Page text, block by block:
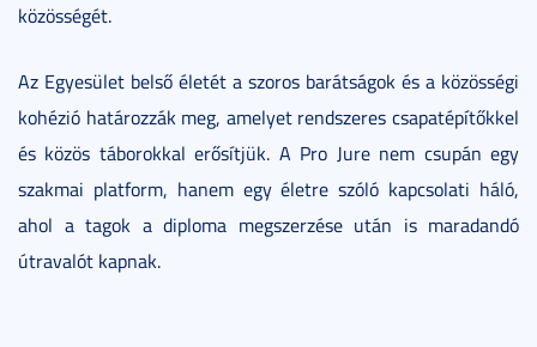
közösségét.
Az Egyesület belső életét a szoros barátságok és a közösségi
kohézió határozzák meg, amelyet rendszeres csapatépítőkkel
és közös táborokkal erősítjük. A Pro Jure nem csupán egy
szakmai platform, hanem egy életre szóló kapcsolati háló,
ahol a tagok a diploma megszerzése után is maradandó
útravalót kapnak.